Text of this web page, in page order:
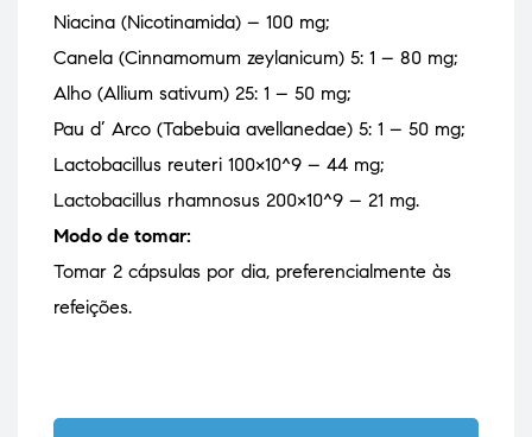
Niacina (Nicotinamida) – 100 mg;
Canela (Cinnamomum zeylanicum) 5: 1 – 80 mg;
Alho (Allium sativum) 25: 1 – 50 mg;
Pau d’ Arco (Tabebuia avellanedae) 5: 1 – 50 mg;
Lactobacillus reuteri 100×10^9 – 44 mg;
Lactobacillus rhamnosus 200×10^9 – 21 mg.
Modo de tomar:
Tomar 2 cápsulas por dia, preferencialmente às
refeições.